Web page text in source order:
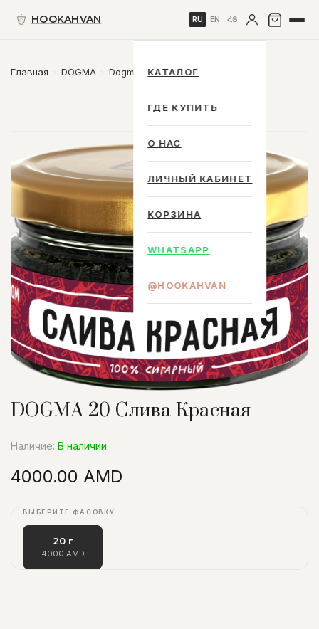
HOOKAHVAN RU EN ՀՅ
КАТАЛОГ
ГДЕ КУПИТЬ
О НАС
ЛИЧНЫЙ КАБИНЕТ
КОРЗИНА
WHATSAPP
@HOOKAHVAN
Главная DOGMA Dogma 20 g.
ВЫБЕРИТЕ ФАСОВКУ
20 г
4000 AMD
Наличие: В наличии
DOGMA 20 Слива Красная
4000.00 AMD